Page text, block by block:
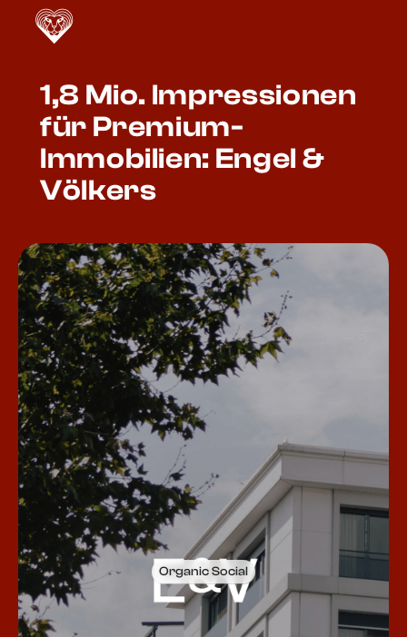
1,8 Mio. Impressionen
für Premium-
Immobilien: Engel &
Völkers
Organic Social